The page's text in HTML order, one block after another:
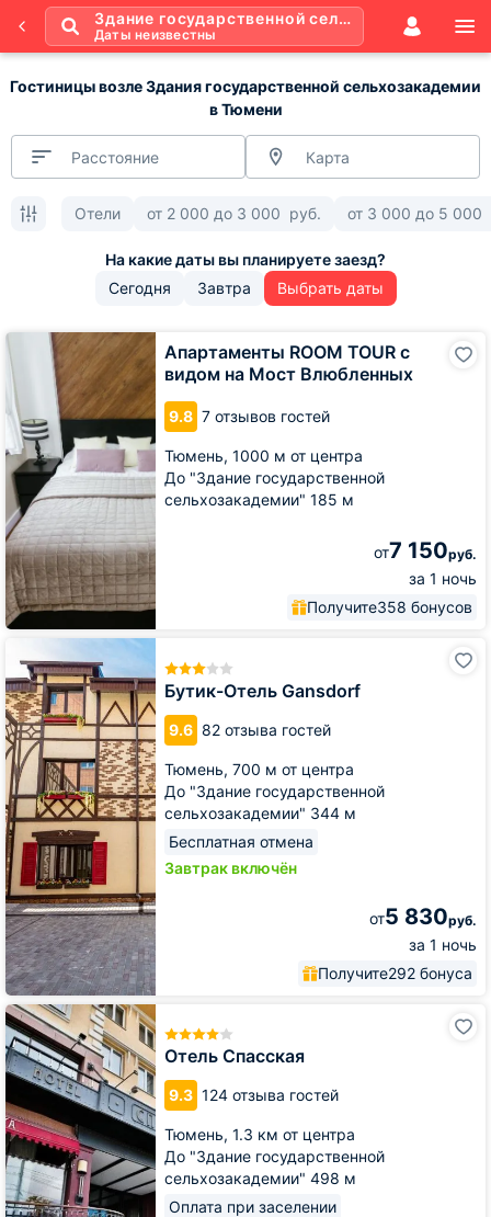
Здание государственной сельхозакадемии
Даты неизвестны
Гостиницы возле Здания государственной сельхозакадемии
в Тюмени
Расстояние Карта
Отели от 2 000 до 3 000 руб. от 3 000 до 5 000
Сегодня Завтра Выбрать даты
Апартаменты ROOM TOUR с
видом на Мост Влюбленных
9.8 7 отзывов гостей
Тюмень, 1000 м от центра
До "Здание государственной
сельхозакадемии" 185 м
от7 150руб.
за 1 ночь
Получите358 бонусов
Апартаменты
ROOM
TOUR
видом
на
Мост
Влюбленных
Бутик-Отель Gansdorf
9.6 82 отзыва гостей
Тюмень, 700 м от центра
До "Здание государственной
сельхозакадемии" 344 м
Бесплатная отмена
Завтрак включён
от5 830руб.
за 1 ночь
Получите292 бонуса
Отель
Gansdorf
Отель Спасская
9.3 124 отзыва гостей
Тюмень, 1.3 км от центра
До "Здание государственной
сельхозакадемии" 498 м
Оплата при заселении
Отель
Спасская